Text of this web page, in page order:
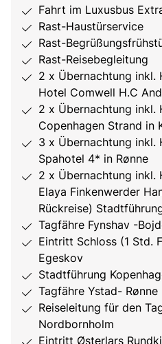
Fahrt im Luxusbus
Rast-Haustürservice
Rast-
Rast-Reisebegleitung
2 x Übernachtung inkl.
Hotel Comwell H.C
2 x Übernachtung inkl.
Copenhagen Strand in
3 x Übernachtung inkl.
Spahotel 4* in Rønne
2 x Übernachtung inkl.
Elaya Finkenwerder
Rückreise)
Tagfähre Fynshav -
Eintritt Schloss (1 Std.
Egeskov
Stadtführung
Tagfähre Ystad- Rønne
Reiseleitung für den
Nordbornholm
Eintritt Østerlars